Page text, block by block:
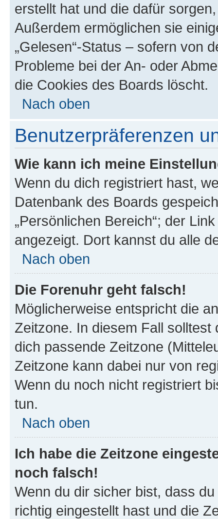
erstellt hat und die dafür
Außerdem ermöglichen sie
„Gelesen“-Status – sofern von
Probleme bei der An- oder
die Cookies des Boards löscht.
Nach oben
Benutzerpräferenzen
Wie kann ich meine
Wenn du dich registriert hast,
Datenbank des Boards
„Persönlichen Bereich“; der
angezeigt. Dort kannst du alle
Nach oben
Die Forenuhr geht falsch!
Möglicherweise entspricht die
Zeitzone. In diesem Fall solltest
dich passende Zeitzone
Zeitzone kann dabei nur von
Wenn du noch nicht registriert
tun.
Nach oben
Ich habe die Zeitzone
noch falsch!
Wenn du dir sicher bist, dass
richtig eingestellt hast und die